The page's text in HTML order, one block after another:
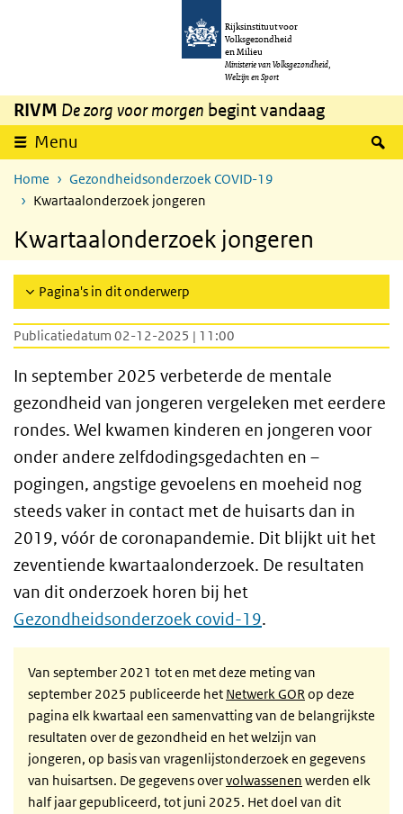
Overslaan en naar de inhoud gaan
Rijksinstituut voor
Volksgezondheid
en Milieu
Ministerie van Volksgezondheid,
Welzijn en Sport
RIVM De zorg voor morgen begint vandaag
Menu
Home
Gezondheidsonderzoek COVID-19
Kwartaalonderzoek jongeren
Kwartaalonderzoek jongeren
Pagina's in dit onderwerp
Publicatiedatum 02-12-2025 | 11:00
In september 2025 verbeterde de mentale
gezondheid van jongeren vergeleken met eerdere
rondes. Wel kwamen kinderen en jongeren voor
onder andere zelfdodingsgedachten en –
pogingen, angstige gevoelens en moeheid nog
steeds vaker in contact met de huisarts dan in
2019, vóór de coronapandemie. Dit blijkt uit het
zeventiende kwartaalonderzoek. De resultaten
van dit onderzoek horen bij het
Gezondheidsonderzoek covid-19.
Van september 2021 tot en met deze meting van
september 2025 publiceerde het Netwerk GORop deze
pagina elk kwartaal een samenvatting van de belangrijkste
resultaten over de gezondheid en het welzijn van
jongeren, op basis van vragenlijstonderzoek en gegevens
van huisartsen. De gegevens overvolwassenen werden elk
half jaar gepubliceerd, tot juni 2025. Het doel van dit